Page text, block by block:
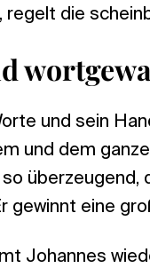
regelt die
und sein
und dem
gewinnt eine
Johannes